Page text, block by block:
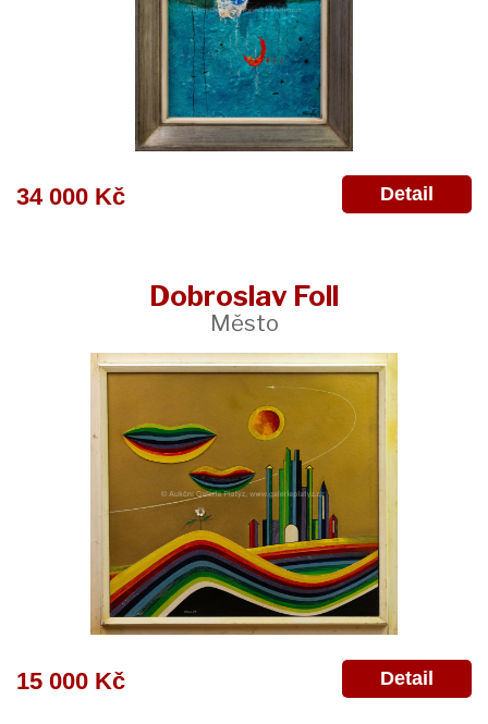
34 000 Kč Detail
Dobroslav Foll
Město
15 000 Kč Detail